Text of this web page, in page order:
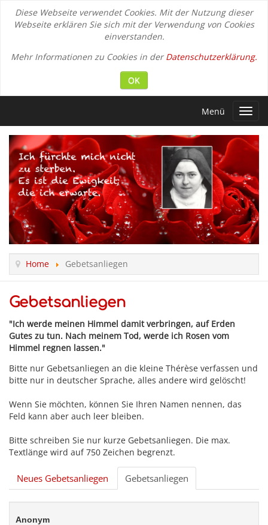
Diese Webseite verwendet Cookies. Mit der Nutzung dieser
Webseite erklären Sie sich mit der Verwendung von Cookies
einverstanden.
Mehr Informationen zu Cookies in derDatenschutzerklärung.
OK
Menü
Home Gebetsanliegen
Gebetsanliegen
"Ich werde meinen Himmel damit verbringen, auf Erden
Gutes zu tun. Nach meinem Tod, werde ich Rosen vom
Himmel regnen lassen."
Bitte nur Gebetsanliegen an die kleine Thérèse verfassen und
bitte nur in deutscher Sprache, alles andere wird gelöscht!
Wenn Sie möchten, können Sie Ihren Namen nennen, das
Feld kann aber auch leer bleiben.
Bitte schreiben Sie nur kurze Gebetsanliegen. Die max.
Textlänge wird auf 750 Zeichen begrenzt.
Neues Gebetsanliegen Gebetsanliegen
Anonym